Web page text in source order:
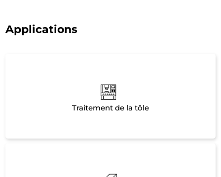
Applications
Traitement de la tôle